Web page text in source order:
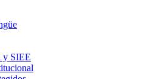
y SIEE